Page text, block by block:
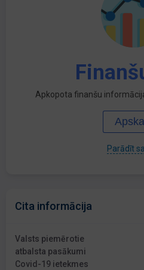
Apkopota finanšu
Parādīt
Cita informācija
Valsts piemērotie
atbalsta pasākumi
Covid-19 ietekmes